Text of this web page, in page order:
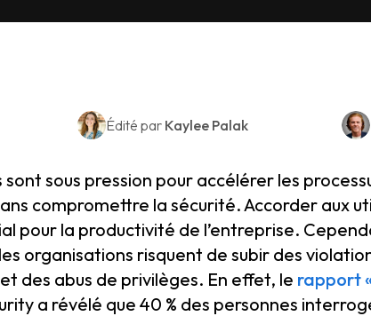
Édité par Kaylee Palak
sous pression pour accélérer les
compromettre la sécurité. Accorder aux
pour la productivité de l’entreprise.
organisations risquent de subir des
des abus de privilèges. En effet, le rapport
a révélé que 40 % des personnes